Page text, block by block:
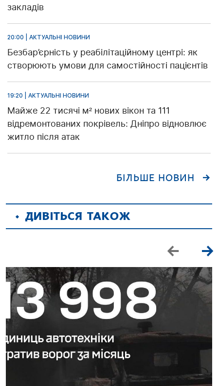
закладів
20:00 | АКТУАЛЬНІ НОВИНИ
Безбар’єрність у реабілітаційному центрі: як
створюють умови для самостійності пацієнтів
19:20 | АКТУАЛЬНІ НОВИНИ
Майже 22 тисячі м² нових вікон та 111
відремонтованих покрівель: Дніпро відновлює
житло після атак
БІЛЬШЕ НОВИН
ДИВІТЬСЯ ТАКОЖ